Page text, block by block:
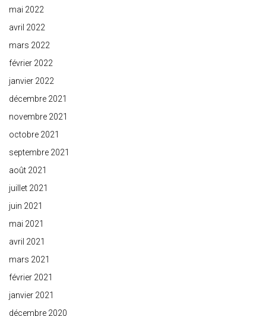
mai 2022
avril 2022
mars 2022
février 2022
janvier 2022
décembre 2021
novembre 2021
octobre 2021
septembre 2021
août 2021
juillet 2021
juin 2021
mai 2021
avril 2021
mars 2021
février 2021
janvier 2021
décembre 2020